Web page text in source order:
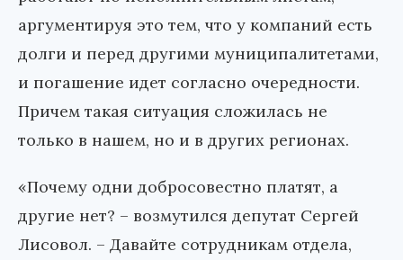
аргументируя это тем, что у компаний есть
долги и перед другими муниципалитетами,
и погашение идет согласно очередности.
Причем такая ситуация сложилась не
только в нашем, но и в других регионах.
«Почему одни добросовестно платят, а
другие нет? – возмутился депутат Сергей
Лисовол. – Давайте сотрудникам отдела,